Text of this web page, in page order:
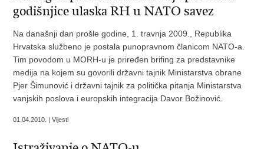
godišnjice ulaska RH u NATO savez
Na današnji dan prošle godine, 1. travnja 2009., Republika
Hrvatska službeno je postala punopravnom članicom NATO-a.
Tim povodom u MORH-u je priređen brifing za predstavnike
medija na kojem su govorili državni tajnik Ministarstva obrane
Pjer Šimunović i državni tajnik za politička pitanja Ministarstva
vanjskih poslova i europskih integracija Davor Božinović.
01.04.2010. | Vijesti